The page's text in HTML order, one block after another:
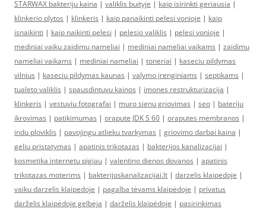
STARWAX bakteriju kaina | valiklis buityje | kaip isirinkti geriausia |
klinkerio plytos | klinkeris | kaip panaikinti pelesi vonioje | kaip
isnaikinti | kaip naikinti pelesi | pelesio valiklis | pelesi vonioje |
mediniai vaiku zaidimu nameliai | mediniai nameliai vaikams | zaidimu
nameliai vaikams | mediniai nameliai | toneriai | kaseciu pildymas
vilnius | kaseciu pildymas kaunas | valymo įrenginiams | septikams |
tualeto valiklis | spausdintuvu kainos | imones restrukturizacija |
klinkeris | vestuviu fotografai | muro sienu griovimas | seo | bateriju
ikrovimas | patikimumas | orapute JDK S 60 | oraputes membranos |
indu ploviklis | pavojingu atlieku tvarkymas | griovimo darbai kaina |
geliu pristatymas | apatinis trikotazas | bakterijos kanalizacijai |
kosmetika internetu pigiau | valentino dienos dovanos | apatinis
trikotazas moterims | bakterijoskanalizacijai.lt | darzelis klaipedoje |
vaiku darzelis klaipedoje | pagalba tėvams klaipėdoje | privatus
darželis klaipėdoje gelbėja | darželis klaipėdoje | pasirinkimas